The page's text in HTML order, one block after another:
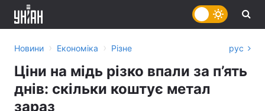
Новини › Економіка › Різне рус
Ціни на мідь різко впали за п’ять
днів: скільки коштує метал
зараз